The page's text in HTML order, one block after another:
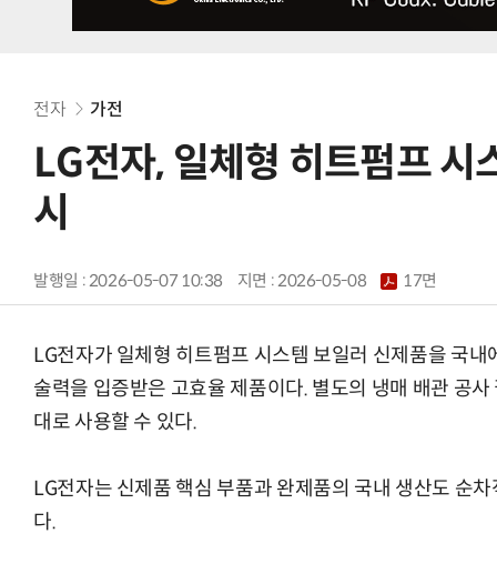
전자 가전
LG전자, 일체형 히트펌프 시
시
발행일 : 2026-05-07 10:38 지면 :2026-05-08 17면
LG전자가 일체형 히트펌프 시스템 보일러 신제품을 국
술력을 입증받은 고효율 제품이다. 별도의 냉매 배관 공
대로 사용할 수 있다.
LG전자는 신제품 핵심 부품과 완제품의 국내 생산도 순
다.